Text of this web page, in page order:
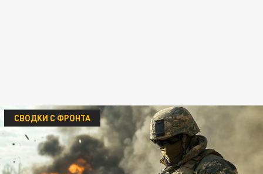
СВОДКИ С ФРОНТА